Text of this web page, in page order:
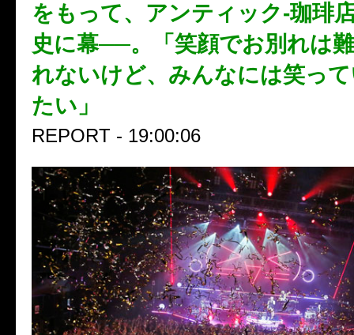
をもって、アンティック-珈琲
史に幕──。「笑顔でお別れは
れないけど、みんなには笑っ
たい」
REPORT - 19:00:06